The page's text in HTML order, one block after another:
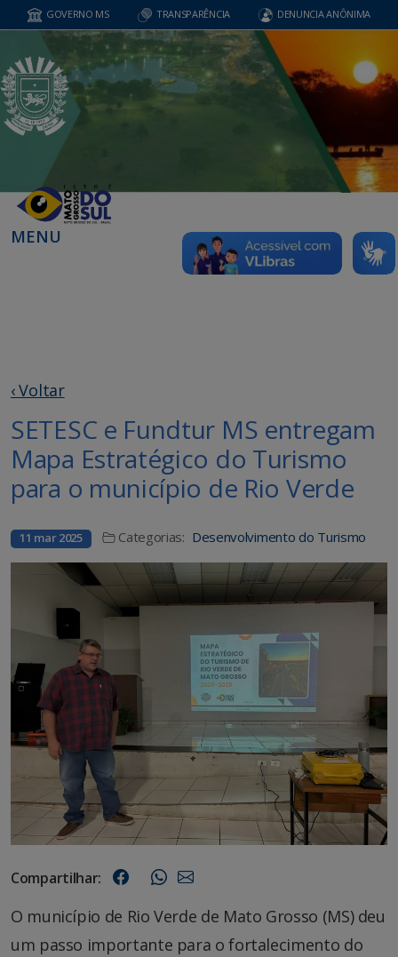
GOVERNO MS TRANSPARÊNCIA DENUNCIA ANÔNIMA
MENU
‹ Voltar
SETESC e Fundtur MS entregam
Mapa Estratégico do Turismo
para o município de Rio Verde
11 mar 2025 Categorias: Desenvolvimento do Turismo
Compartilhar:
O município de Rio Verde de Mato Grosso (MS) deu
um passo importante para o fortalecimento do